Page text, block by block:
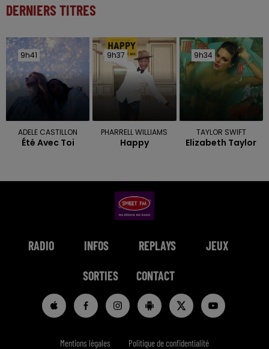
DERNIERS TITRES
9h41
9h41
ADELE CASTILLON
Été Avec Toi
9h37
9h37
PHARRELL WILLIAMS
Happy
9h34
9h34
TAYLOR SWIFT
Elizabeth Taylor
RADIO INFOS REPLAYS JEUX
SORTIES CONTACT
Mentions légales Politique de confidentialité